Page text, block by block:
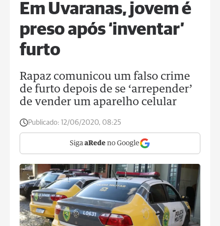
Em Uvaranas, jovem é
preso após ‘inventar’
furto
Rapaz comunicou um falso crime
de furto depois de se ‘arrepender’
de vender um aparelho celular
Publicado: 12/06/2020, 08:25
Siga aRede no Google